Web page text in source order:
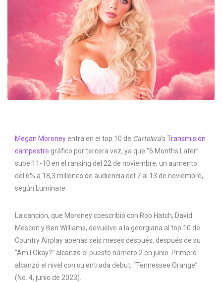
Megan Moroney entra en el top 10 de Cartelera's Transmisión
campestre gráfico por tercera vez, ya que “6 Months Later”
sube 11-10 en el ranking del 22 de noviembre, un aumento
del 6% a 18,3 millones de audiencia del 7 al 13 de noviembre,
según Luminate.
La canción, que Moroney coescribió con Rob Hatch, David
Mescon y Ben Williams, devuelve a la georgiana al top 10 de
Country Airplay apenas seis meses después, después de su
“Am I Okay?” alcanzó el puesto número 2 en junio. Primero
alcanzó el nivel con su entrada debut, “Tennessee Orange”
(No. 4, junio de 2023).